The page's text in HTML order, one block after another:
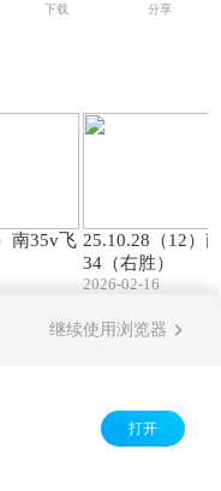
下载 分享
南35v飞 25.10.28（12）
34（右胜）
2026-02-16
继续使用浏览器
打开